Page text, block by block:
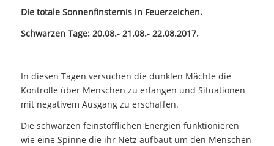
Die totale Sonnenfinsternis in Feuerzeichen.
Schwarzen Tage: 20.08.- 21.08.- 22.08.2017.
In diesen Tagen versuchen die dunklen Mächte die
Kontrolle über Menschen zu erlangen und Situationen
mit negativem Ausgang zu erschaffen.
Die schwarzen feinstöfflichen Energien funktionieren
wie eine Spinne die ihr Netz aufbaut um den Menschen